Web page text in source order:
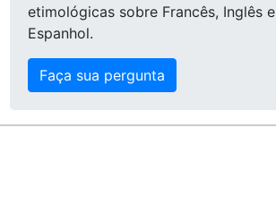
etimológicas sobre Francês, Inglês e
Espanhol.
Faça sua pergunta